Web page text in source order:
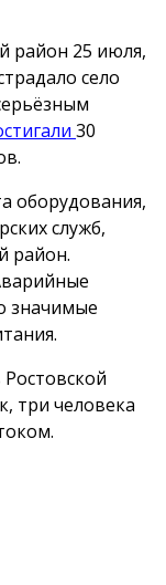
район 25 июля,
село
30
оборудования,
служб,
район.
значимые
три человека